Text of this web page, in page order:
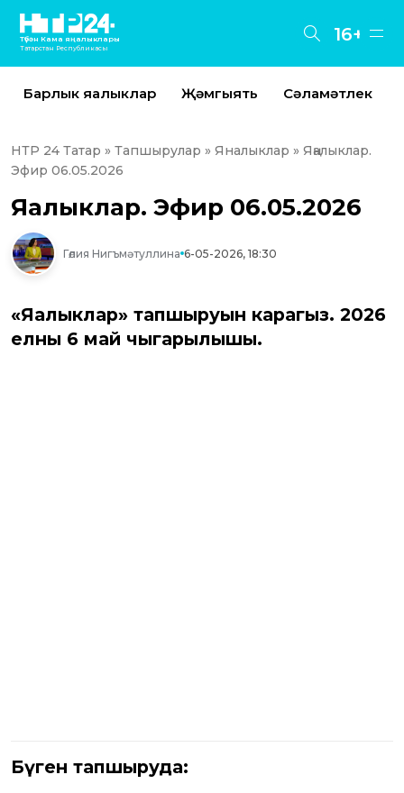
Түбән Кама яңалыклары
Татарстан Республикасы
16+
Барлык яңалыклар Җәмгыять Сәламәтлек
НТР 24 Татар » Тапшырулар » Яналыклар » Яңалыклар.
Эфир 06.05.2026
Яңалыклар. Эфир 06.05.2026
Гөлия Нигъмәтуллина 6-05-2026, 18:30
«Яңалыклар» тапшыруын карагыз. 2026
елның 6 май чыгарылышы.
Бүген тапшыруда: